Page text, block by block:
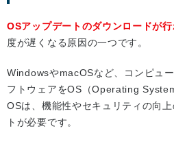
OSアップデートのダウンロードが
度が遅くなる原因の一つです。
WindowsやmacOSなど、コンピュ
フトウェアをOS（Operating
OSは、機能性やセキュリティの向
トが必要です。